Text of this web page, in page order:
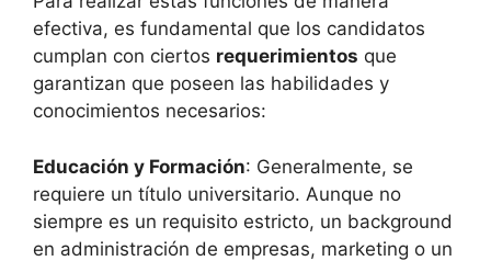
efectiva, es fundamental que los candidatos
cumplan con ciertos requerimientos que
garantizan que poseen las habilidades y
conocimientos necesarios:
Educación y Formación: Generalmente, se
requiere un título universitario. Aunque no
siempre es un requisito estricto, un background
en administración de empresas, marketing o un